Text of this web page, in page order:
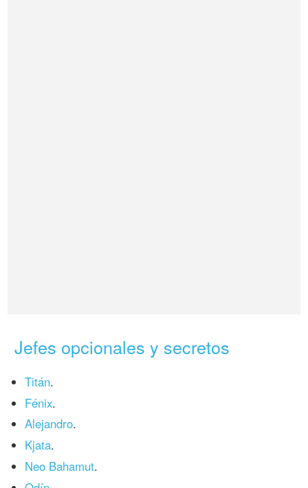
Jefes opcionales y secretos
Titán.
Fénix.
Alejandro.
Kjata.
Neo Bahamut.